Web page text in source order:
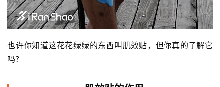
也许你知道这花花绿绿的东西叫肌效贴，但你真的了解它
吗？